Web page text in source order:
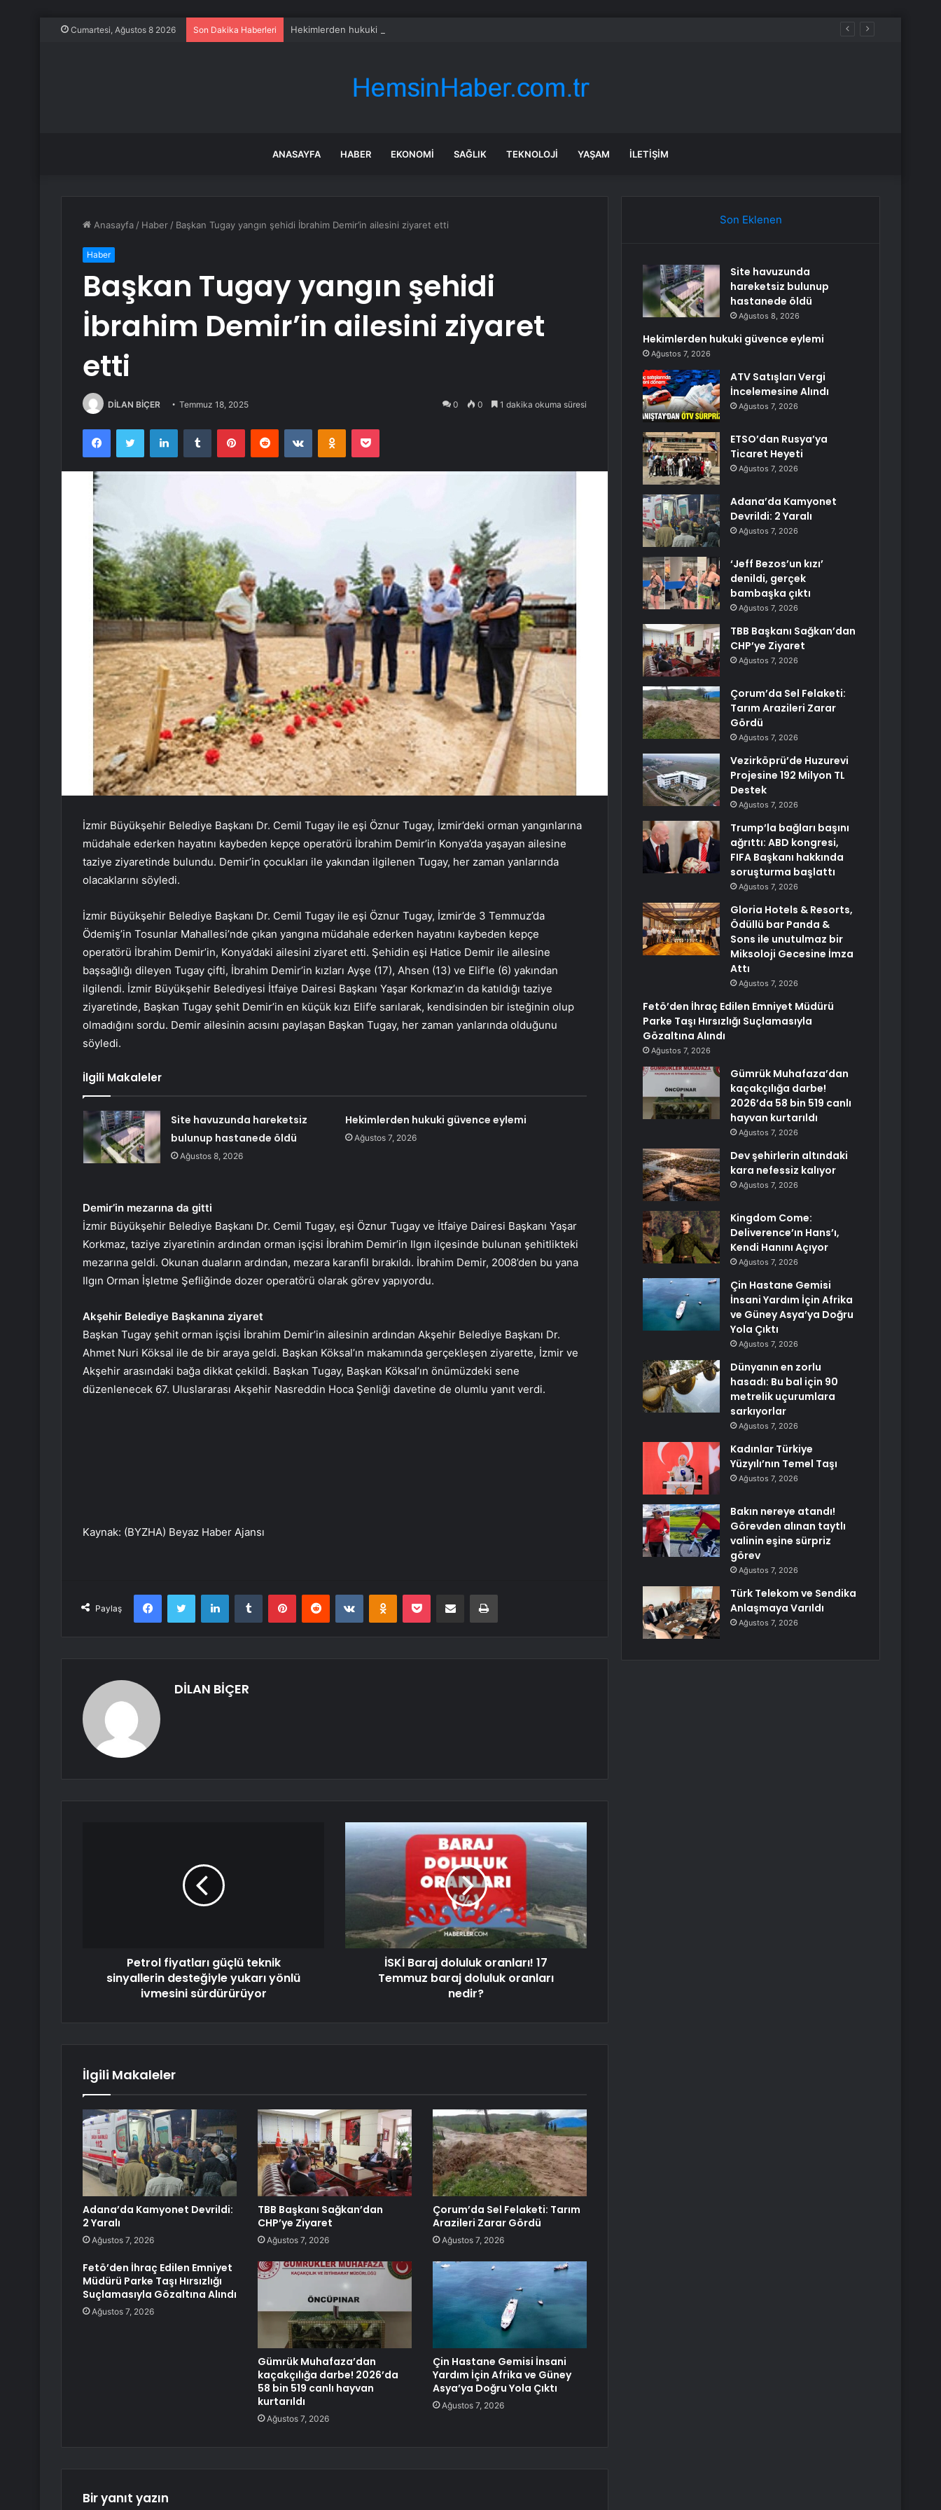
Cumartesi, Ağustos 8 2026 Son Dakika Haberleri Hekimlerden hukuki güvence eylemi
ANASAYFA HABER EKONOMI SAĞLIK TEKNOLOJI YAŞAM İLETIŞIM
Anasayfa / Haber / Başkan Tugay yangın şehidi İbrahim Demir’in ailesini ziyaret etti
Haber
Başkan Tugay yangın şehidi
İbrahim Demir’in ailesini ziyaret
etti
DİLAN BİÇER Temmuz 18, 2025 0 0 1 dakika okuma süresi
FacebookTwitter LinkedInTumblr PinterestReddit VKontakteOdnoklassniki
Pocket
İzmir Büyükşehir Belediye Başkanı Dr. Cemil Tugay ile eşi Öznur Tugay, İzmir’deki orman yangınlarına
müdahale ederken hayatını kaybeden kepçe operatörü İbrahim Demir’in Konya’da yaşayan ailesine
taziye ziyaretinde bulundu. Demir’in çocukları ile yakından ilgilenen Tugay, her zaman yanlarında
olacaklarını söyledi.
İzmir Büyükşehir Belediye Başkanı Dr. Cemil Tugay ile eşi Öznur Tugay, İzmir’de 3 Temmuz’da
Ödemiş’in Tosunlar Mahallesi’nde çıkan yangına müdahale ederken hayatını kaybeden kepçe
operatörü İbrahim Demir’in, Konya’daki ailesini ziyaret etti. Şehidin eşi Hatice Demir ile ailesine
başsağlığı dileyen Tugay çifti, İbrahim Demir’in kızları Ayşe (17), Ahsen (13) ve Elif’le (6) yakından
ilgilendi. İzmir Büyükşehir Belediyesi İtfaiye Dairesi Başkanı Yaşar Korkmaz’ın da katıldığı taziye
ziyaretinde, Başkan Tugay şehit Demir’in en küçük kızı Elif’e sarılarak, kendisinden bir isteğinin olup
olmadığını sordu. Demir ailesinin acısını paylaşan Başkan Tugay, her zaman yanlarında olduğunu
söyledi.
İlgili Makaleler
Site havuzunda hareketsiz
bulunup hastanede öldü
Ağustos 8, 2026
Hekimlerden hukuki güvence eylemi
Ağustos 7, 2026
Demir’in mezarına da gitti
İzmir Büyükşehir Belediye Başkanı Dr. Cemil Tugay, eşi Öznur Tugay ve İtfaiye Dairesi Başkanı Yaşar
Korkmaz, taziye ziyaretinin ardından orman işçisi İbrahim Demir’in Ilgın ilçesinde bulunan şehitlikteki
mezarına geldi. Okunan duaların ardından, mezara karanfil bırakıldı. İbrahim Demir, 2008’den bu yana
Ilgın Orman İşletme Şefliğinde dozer operatörü olarak görev yapıyordu.
Akşehir Belediye Başkanına ziyaret
Başkan Tugay şehit orman işçisi İbrahim Demir’in ailesinin ardından Akşehir Belediye Başkanı Dr.
Ahmet Nuri Köksal ile de bir araya geldi. Başkan Köksal’ın makamında gerçekleşen ziyarette, İzmir ve
Akşehir arasındaki bağa dikkat çekildi. Başkan Tugay, Başkan Köksal’ın önümüzdeki sene
düzenlenecek 67. Uluslararası Akşehir Nasreddin Hoca Şenliği davetine de olumlu yanıt verdi.
Kaynak: (BYZHA) Beyaz Haber Ajansı
Paylaş
FacebookTwitter LinkedInTumblr PinterestReddit VKontakteOdnoklassniki
Pocket E-Posta ile paylaş Yazdır
DİLAN BİÇER
Petrol fiyatları güçlü teknik
sinyallerin desteğiyle yukarı yönlü
ivmesini sürdürürüyor
İSKİ Baraj doluluk oranları! 17
Temmuz baraj doluluk oranları
nedir?
İlgili Makaleler
Adana’da Kamyonet Devrildi:
2 Yaralı
Ağustos 7, 2026
TBB Başkanı Sağkan’dan
CHP’ye Ziyaret
Ağustos 7, 2026
Çorum’da Sel Felaketi: Tarım
Arazileri Zarar Gördü
Ağustos 7, 2026
Fetö’den İhraç Edilen Emniyet
Müdürü Parke Taşı Hırsızlığı
Suçlamasıyla Gözaltına Alındı
Ağustos 7, 2026
Gümrük Muhafaza’dan
kaçakçılığa darbe! 2026’da
58 bin 519 canlı hayvan
kurtarıldı
Ağustos 7, 2026
Çin Hastane Gemisi İnsani
Yardım İçin Afrika ve Güney
Asya’ya Doğru Yola Çıktı
Ağustos 7, 2026
Bir yanıt yazın
Son Eklenen
Site havuzunda
hareketsiz bulunup
hastanede öldü
Ağustos 8, 2026
Hekimlerden hukuki güvence eylemi
Ağustos 7, 2026
ATV Satışları Vergi
İncelemesine Alındı
Ağustos 7, 2026
ETSO’dan Rusya’ya
Ticaret Heyeti
Ağustos 7, 2026
Adana’da Kamyonet
Devrildi: 2 Yaralı
Ağustos 7, 2026
‘Jeff Bezos’un kızı’
denildi, gerçek
bambaşka çıktı
Ağustos 7, 2026
TBB Başkanı Sağkan’dan
CHP’ye Ziyaret
Ağustos 7, 2026
Çorum’da Sel Felaketi:
Tarım Arazileri Zarar
Gördü
Ağustos 7, 2026
Vezirköprü’de Huzurevi
Projesine 192 Milyon TL
Destek
Ağustos 7, 2026
Trump’la bağları başını
ağrıttı: ABD kongresi,
FIFA Başkanı hakkında
soruşturma başlattı
Ağustos 7, 2026
Gloria Hotels & Resorts,
Ödüllü bar Panda &
Sons ile unutulmaz bir
Miksoloji Gecesine İmza
Attı
Ağustos 7, 2026
Fetö’den İhraç Edilen Emniyet Müdürü
Parke Taşı Hırsızlığı Suçlamasıyla
Gözaltına Alındı
Ağustos 7, 2026
Gümrük Muhafaza’dan
kaçakçılığa darbe!
2026’da 58 bin 519 canlı
hayvan kurtarıldı
Ağustos 7, 2026
Dev şehirlerin altındaki
kara nefessiz kalıyor
Ağustos 7, 2026
Kingdom Come:
Deliverence’ın Hans’ı,
Kendi Hanını Açıyor
Ağustos 7, 2026
Çin Hastane Gemisi
İnsani Yardım İçin Afrika
ve Güney Asya’ya Doğru
Yola Çıktı
Ağustos 7, 2026
Dünyanın en zorlu
hasadı: Bu bal için 90
metrelik uçurumlara
sarkıyorlar
Ağustos 7, 2026
Kadınlar Türkiye
Yüzyılı’nın Temel Taşı
Ağustos 7, 2026
Bakın nereye atandı!
Görevden alınan taytlı
valinin eşine sürpriz
görev
Ağustos 7, 2026
Türk Telekom ve Sendika
Anlaşmaya Varıldı
Ağustos 7, 2026